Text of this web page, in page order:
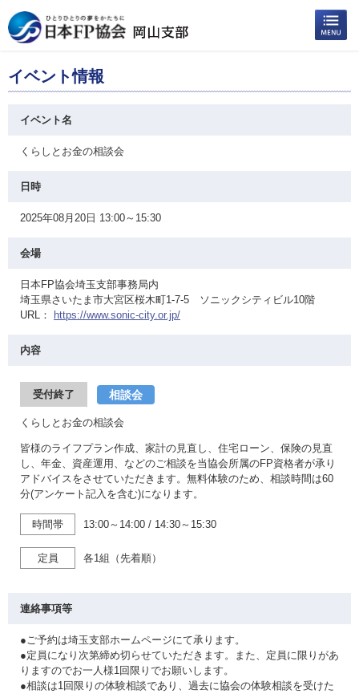
イベント情報
イベント名
くらしとお金の相談会
日時
2025年08月20日 13:00～15:30
会場
日本FP協会埼玉支部事務局内
埼玉県さいたま市大宮区桜木町1-7-5 ソニックシティビル10階
URL：
https://www.sonic-city.or.jp/
内容
受付終了 相談会
くらしとお金の相談会
皆様のライフプラン作成、家計の見直し、住宅ローン、保険の見直
し、年金、資産運用、などのご相談を当協会所属のFP資格者が承り
アドバイスをさせていただきます。無料体験のため、相談時間は60
分(アンケート記入を含む)になります。
時間帯 13:00～14:00 / 14:30～15:30
定員 各1組（先着順）
連絡事項等
●ご予約は埼玉支部ホームページにて承ります。
●定員になり次第締め切らせていただきます。また、定員に限りがあ
りますのでお一人様1回限りでお願いします。
●相談は1回限りの体験相談であり、過去に協会の体験相談を受けた